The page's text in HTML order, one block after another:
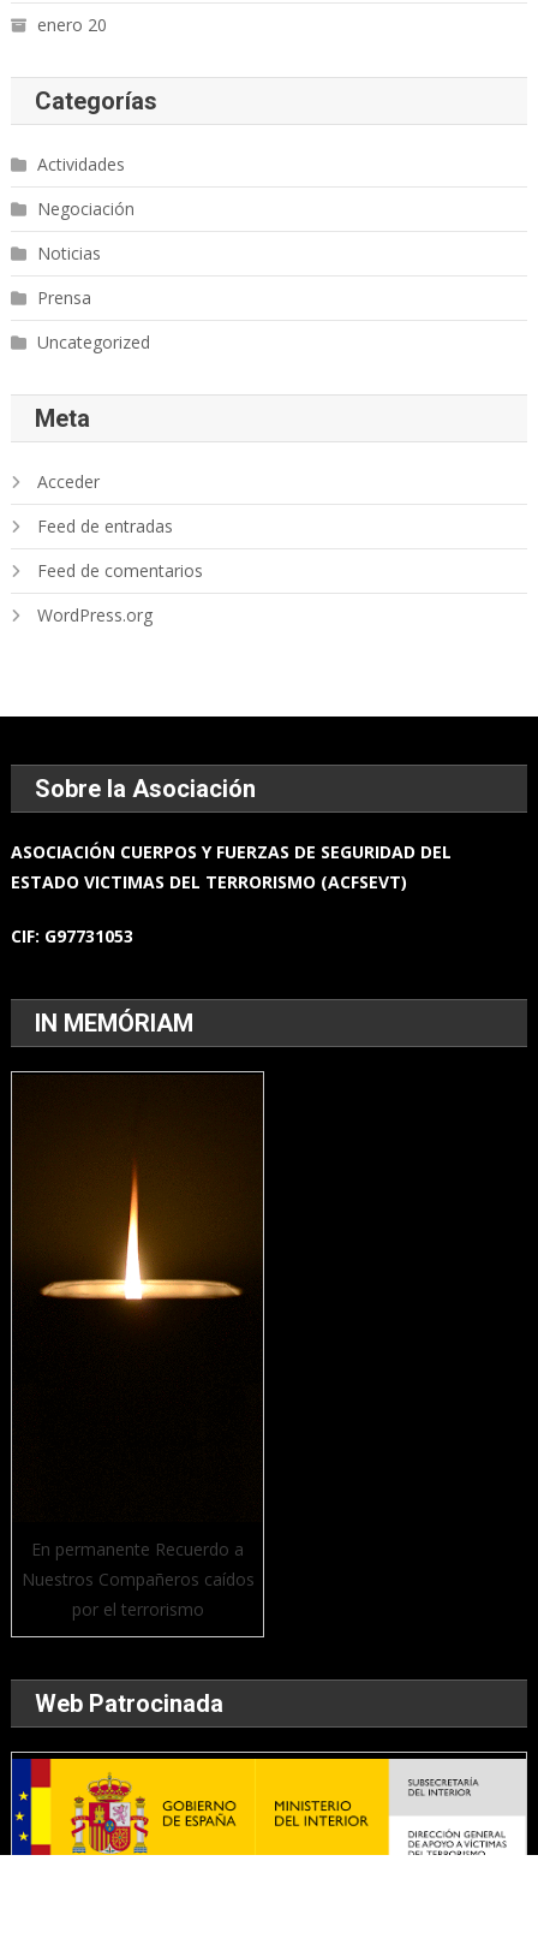
enero 20
Categorías
Actividades
Negociación
Noticias
Prensa
Uncategorized
Meta
Acceder
Feed de entradas
Feed de comentarios
WordPress.org
Sobre la Asociación
ASOCIACIÓN CUERPOS Y FUERZAS DE SEGURIDAD DEL
ESTADOVICTIMAS DEL TERRORISMO (ACFSEVT)
CIF: G97731053
IN MEMÓRIAM
En permanente Recuerdo a
Nuestros Compañeros caídos
por el terrorismo
Web Patrocinada